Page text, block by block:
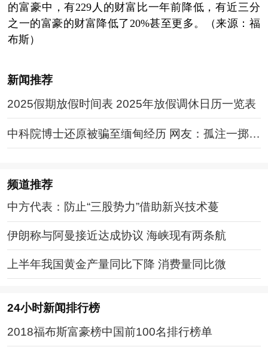
的富豪中，有229人的财富比一年前降低，有近三分
之一的富豪的财富降低了20%甚至更多。（来源：福
布斯）
新闻推荐
2025假期放假时间表 2025年放假调休日历一览表
中科院博士还原被骗至缅甸经历 网友：孤注一掷现
实版
频道推荐
中方代表：防止“三股势力”借助新兴技术蔓
伊朗称与阿曼接近达成协议 海峡现有两条航
上半年我国黄金产量同比下降 消费量同比微
24小时新闻排行榜
2018福布斯富豪榜中国前100名排行榜单